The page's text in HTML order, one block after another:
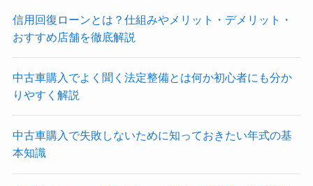
信用回復ローンとは？仕組みやメリット・デメリット・
おすすめ店舗を徹底解説
中古車購入でよく聞く法定整備とは何か初心者にも分か
りやすく解説
中古車購入で失敗しないために知っておきたい年式の基
本知識